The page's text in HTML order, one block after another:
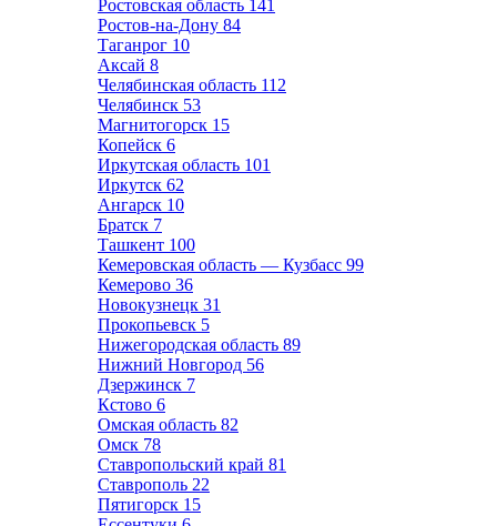
Ростовская область 141
Ростов-на-Дону 84
Таганрог 10
Аксай 8
Челябинская область 112
Челябинск 53
Магнитогорск 15
Копейск 6
Иркутская область 101
Иркутск 62
Ангарск 10
Братск 7
Ташкент 100
Кемеровская область — Кузбасс 99
Кемерово 36
Новокузнецк 31
Прокопьевск 5
Нижегородская область 89
Нижний Новгород 56
Дзержинск 7
Кстово 6
Омская область 82
Омск 78
Ставропольский край 81
Ставрополь 22
Пятигорск 15